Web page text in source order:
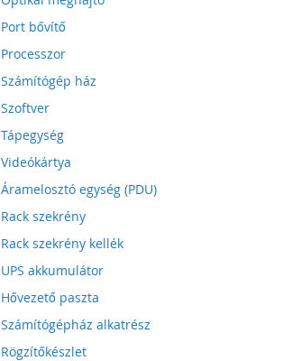
Port bővítő
Processzor
Számítógép ház
Szoftver
Tápegység
Videókártya
Áramelosztó egység (PDU)
Rack szekrény
Rack szekrény kellék
UPS akkumulátor
Hővezető paszta
Számítógépház alkatrész
Rögzítőkészlet